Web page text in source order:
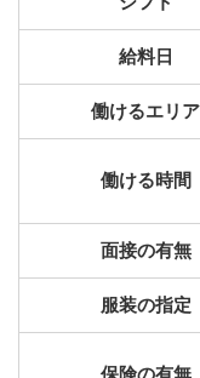
給料日
働けるエリア
働ける時間
面接の有無
服装の指定